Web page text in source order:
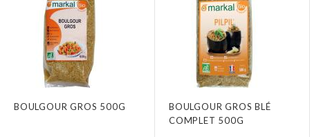
BOULGOUR GROS 500G
BOULGOUR GROS BLÉ
COMPLET 500G